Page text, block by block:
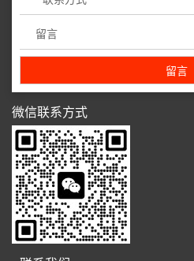
微信联系方式